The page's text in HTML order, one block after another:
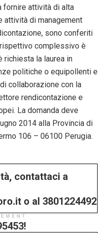
fornire attività di alta
di management
sono conferiti
complessivo è
richiesta la laurea in
politiche o equipollenti e
collaborazione con la
rendicontazione e
La domanda deve
2014 alla Provincia di
106 – 06100 Perugia.
contattaci a
o al 3801224492